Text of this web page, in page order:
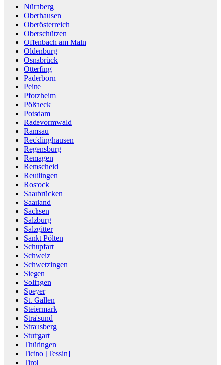
Nürnberg
Oberhausen
Oberösterreich
Oberschützen
Offenbach am Main
Oldenburg
Osnabrück
Otterfing
Paderborn
Peine
Pforzheim
Pößneck
Potsdam
Radevormwald
Ramsau
Recklinghausen
Regensburg
Remagen
Remscheid
Reutlingen
Rostock
Saarbrücken
Saarland
Sachsen
Salzburg
Salzgitter
Sankt Pölten
Schupfart
Schweiz
Schwetzingen
Siegen
Solingen
Speyer
St. Gallen
Steiermark
Stralsund
Strausberg
Stuttgart
Thüringen
Ticino [Tessin]
Tirol